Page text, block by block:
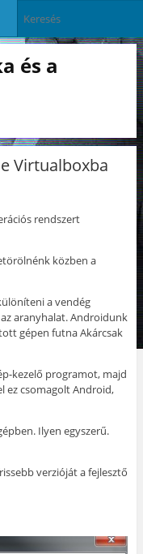
és a
Virtualboxba
rendszert
közben a
a vendég
aranyhalat. Androidunk
gépen futna Akárcsak
kezelő programot, majd
ez csomagolt Android,
Ilyen egyszerű.
verzióját a fejlesztő